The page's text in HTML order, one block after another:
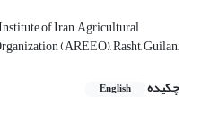
of Iran, Agricultural
(AREEO), Rasht, Guilan,
چکیده
English